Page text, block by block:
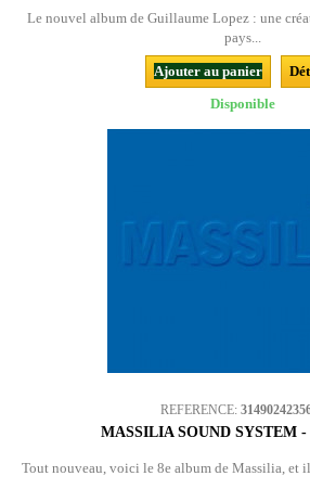
Le nouvel album de Guillaume Lopez : une
pays...
Ajouter au panier
Disponible
REFERENCE:
MASSILIA SOUND SYSTEM
Tout nouveau, voici le 8e album de Massilia, et